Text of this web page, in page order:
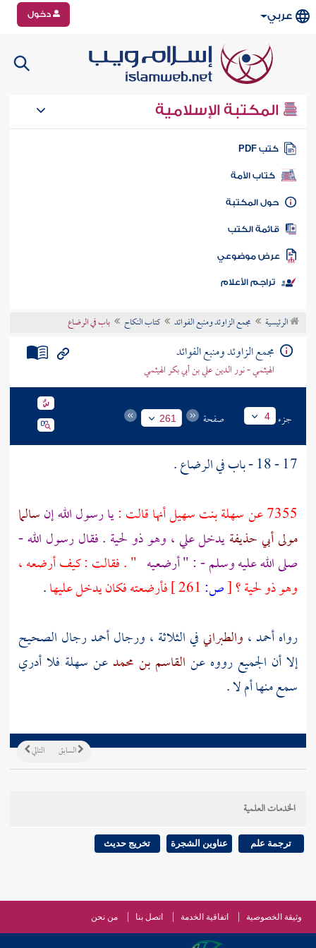
عربي دخول
المكتبة الإسلامية
كتب PDF
كتاب الأمة
المكتبة
الكتب
موضوعي
تراجم الأعلام
الرئيسية مجمع الزاوئد ومنبع الفوائد كتاب النكاح باب في الرضاع
مجمع الزاوئد ومنبع الفوائد
الهيثمي - نور الدين علي بن أبي بكر الهيثمي
جزء 4 صفحة 261
17 - 18 - باب في الرضاع .
7355 عن
سهلة بنت سهيلأنها قالت :يا رسول الله إنسالما
مولى أبي حذيفةيدخل علي ، وهو ذو لحية . فقال رسول الله -
صلى الله عليه وسلم - : " أرضعيه " . فقالت : كيف أرضعه ،
وهو ذو لحية ؟[ص: فأرضعته فكان يدخل عليها.
رواهأحمد، والطبرانيفي الثلاثة ، ورجالأحمدرجال الصحيح
إلا أن الجميع رووه عن القاسم بن محمدعن سهلة فلا أدري
سمع منها أم لا .
التالي السابق
الخدمات العلمية
ترجمة علم عناوين الشجرة تخريج حديث
وثيقة الخصوصية اتفاقية الخدمة اتصل بنا من نحن